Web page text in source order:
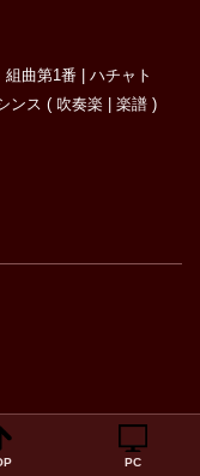
曲第1番 | ハチャト
ンス ( 吹奏楽 | 楽譜 )
ャトゥリアン/arr. ジ
PC